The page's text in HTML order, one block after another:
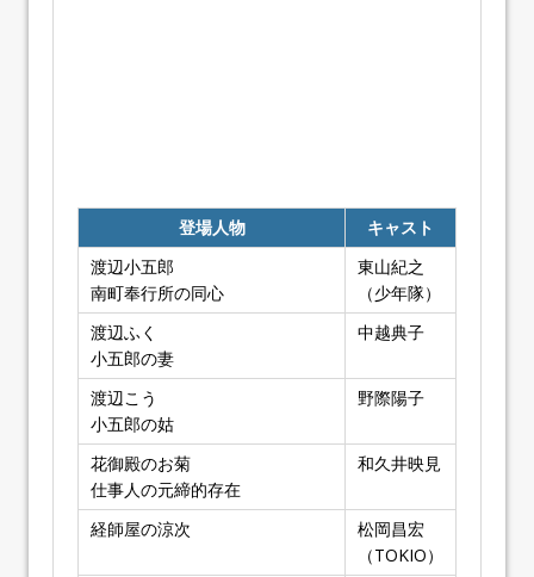
登場人物
キャスト
渡辺小五郎
南町奉行所の同心
東山紀之
（少年隊）
渡辺ふく
小五郎の妻
中越典子
渡辺こう
小五郎の姑
野際陽子
花御殿のお菊
仕事人の元締的存在
和久井映見
経師屋の涼次
松岡昌宏
（TOKIO）